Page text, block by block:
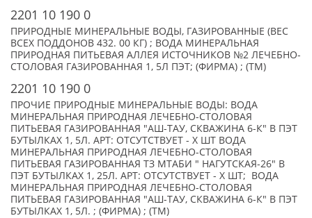
2201 10 190 0
ПРИРОДНЫЕ МИНЕРАЛЬНЫЕ ВОДЫ, ГАЗИРОВАННЫЕ (ВЕС
ВСЕХ ПОДДОНОВ 432. 00 КГ) ; ВОДА МИНЕРАЛЬНАЯ
ПРИРОДНАЯ ПИТЬЕВАЯ АЛЛЕЯ ИСТОЧНИКОВ №2 ЛЕЧЕБНО-
СТОЛОВАЯ ГАЗИРОВАННАЯ 1, 5Л ПЭТ; (ФИРМА) ; (TM)
2201 10 190 0
ПРОЧИЕ ПРИРОДНЫЕ МИНЕРАЛЬНЫЕ ВОДЫ: ВОДА
МИНЕРАЛЬНАЯ ПРИРОДНАЯ ЛЕЧЕБНО-СТОЛОВАЯ
ПИТЬЕВАЯ ГАЗИРОВАННАЯ "АШ-ТАУ, СКВАЖИНА 6-К" В ПЭТ
БУТЫЛКАХ 1, 5Л. АРТ: ОТСУТСТВУЕТ - X ШТ ВОДА
МИНЕРАЛЬНАЯ ПРИРОДНАЯ ЛЕЧЕБНО-СТОЛОВАЯ
ПИТЬЕВАЯ ГАЗИРОВАННАЯ ТЗ МТАБИ " НАГУТСКАЯ-26" В
ПЭТ БУТЫЛКАХ 1, 25Л. АРТ: ОТСУТСТВУЕТ - X ШТ; ВОДА
МИНЕРАЛЬНАЯ ПРИРОДНАЯ ЛЕЧЕБНО-СТОЛОВАЯ
ПИТЬЕВАЯ ГАЗИРОВАННАЯ "АШ-ТАУ, СКВАЖИНА 6-К" В ПЭТ
БУТЫЛКАХ 1, 5Л. ; (ФИРМА) ; (TM)